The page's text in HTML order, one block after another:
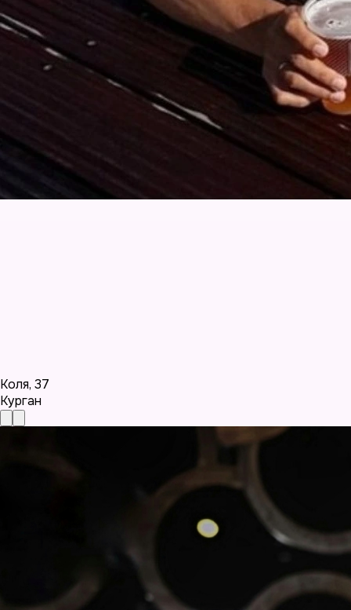
Коля, 37
Курган